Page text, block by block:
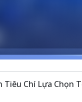
Chí Lựa Chọn